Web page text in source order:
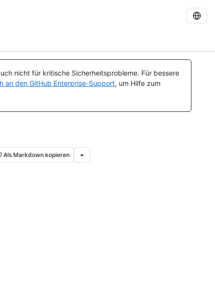
nicht für kritische Sicherheitsprobleme. Für bessere
an den GitHub Enterprise-Support, um Hilfe zum
Als Markdown kopieren